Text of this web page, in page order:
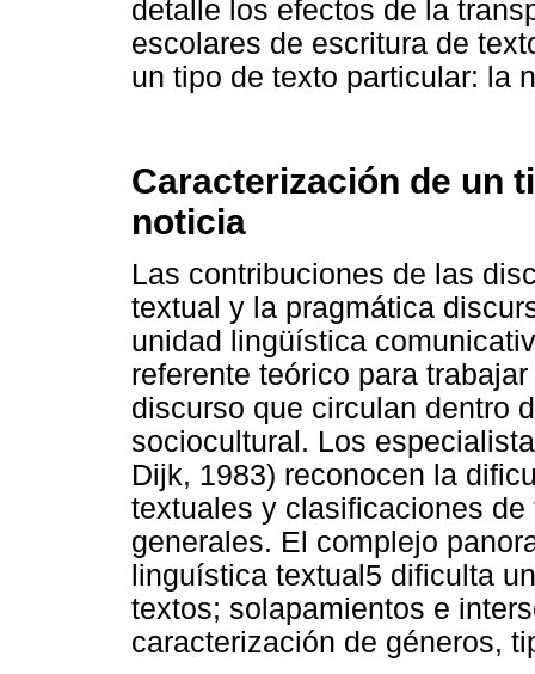
detalle los efectos de la
escolares de escritura de
un tipo de texto particular: la
Caracterización de un
noticia
Las contribuciones de las
textual y la pragmática
unidad lingüística
referente teórico para
discurso que circulan dentro
sociocultural. Los
Dijk, 1983) reconocen la
textuales y clasificaciones
generales. El complejo
linguística textual5 dificulta
textos; solapamientos e
caracterización de géneros,